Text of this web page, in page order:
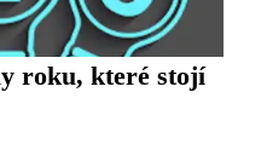
roku, které stojí